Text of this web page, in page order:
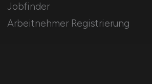
Jobfinder
Arbeitnehmer Registrierung